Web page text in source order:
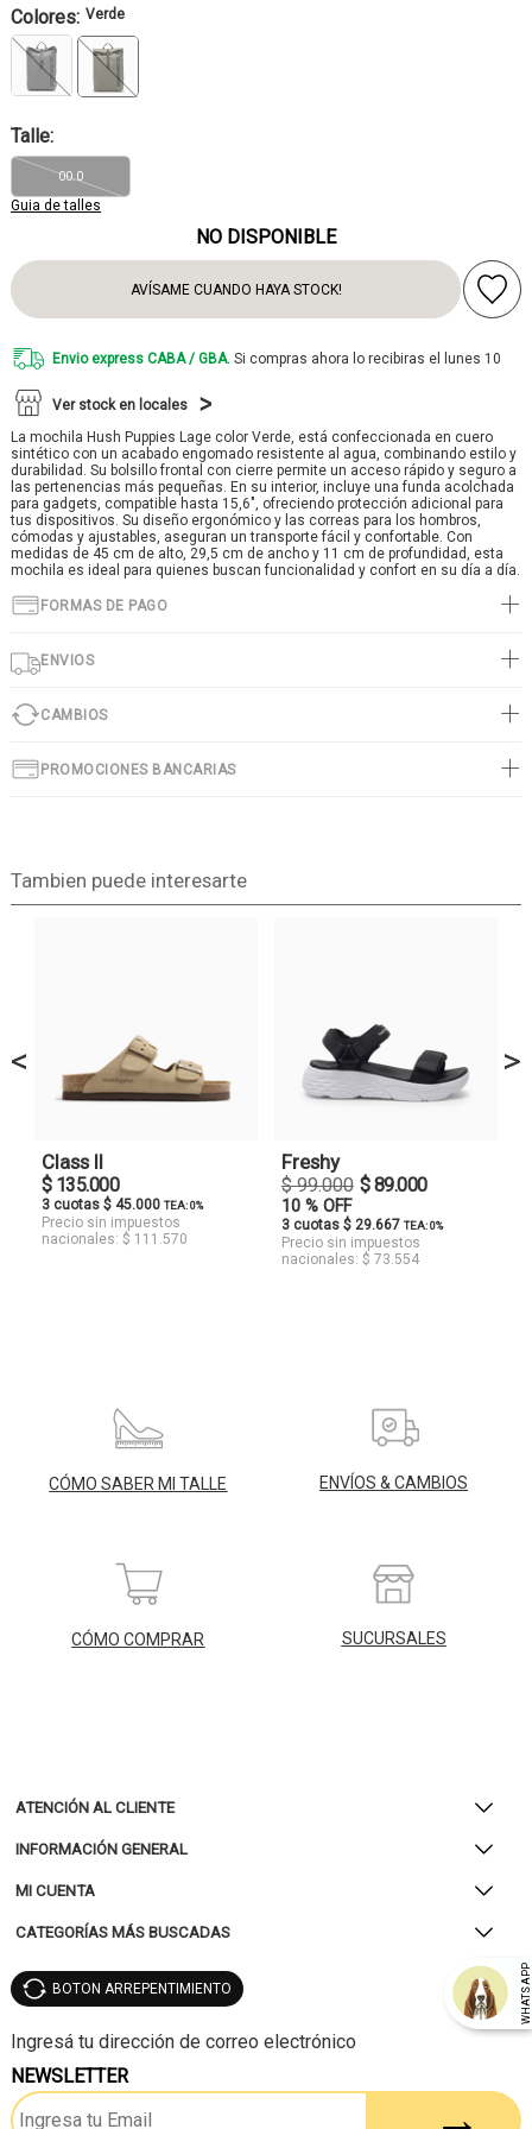
Colores: Verde
Talle:
Guia de talles
00.0
NO DISPONIBLE
AVÍSAME CUANDO HAYA STOCK!
Envio express CABA / GBA. Si compras ahora lo recibiras el lunes 10
Ver stock en locales
La mochila Hush Puppies Lage color Verde, está confeccionada en cuero
sintético con un acabado engomado resistente al agua, combinando estilo y
durabilidad. Su bolsillo frontal con cierre permite un acceso rápido y seguro a
las pertenencias más pequeñas. En su interior, incluye una funda acolchada
para gadgets, compatible hasta 15,6", ofreciendo protección adicional para
tus dispositivos. Su diseño ergonómico y las correas para los hombros,
cómodas y ajustables, aseguran un transporte fácil y confortable. Con
medidas de 45 cm de alto, 29,5 cm de ancho y 11 cm de profundidad, esta
mochila es ideal para quienes buscan funcionalidad y confort en su día a día.
FORMAS DE PAGO
ENVIOS
CAMBIOS
PROMOCIONES BANCARIAS
Tambien puede interesarte
<
Class II
$ 135.000
3 cuotas $ 45.000 TEA: 0%
Precio sin impuestos
nacionales: $ 111.570
Freshy
$ 99.000 $ 89.000
10 % OFF
3 cuotas $ 29.667 TEA: 0%
Precio sin impuestos
nacionales: $ 73.554
>
CÓMO SABER MI TALLE ENVÍOS & CAMBIOS
CÓMO COMPRAR SUCURSALES
ATENCIÓN AL CLIENTE
INFORMACIÓN GENERAL
MI CUENTA
CATEGORÍAS MÁS BUSCADAS
WHATSAPP
BOTON ARREPENTIMIENTO
NEWSLETTER